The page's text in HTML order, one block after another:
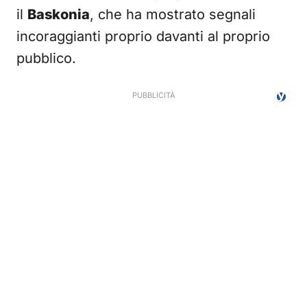
il Baskonia, che ha mostrato segnali
incoraggianti proprio davanti al proprio
pubblico.